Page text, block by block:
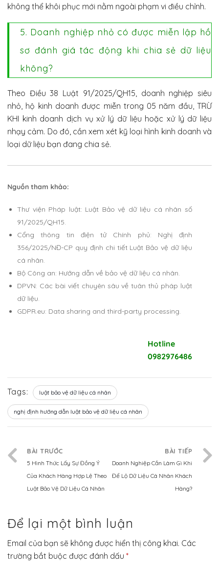
không thể khôi phục mới nằm ngoài phạm vi điều chỉnh.
5. Doanh nghiệp nhỏ có được miễn lập hồ
sơ đánh giá tác động khi chia sẻ dữ liệu
không?
Theo Điều 38 Luật 91/2025/QH15, doanh nghiệp siêu
nhỏ, hộ kinh doanh được miễn trong 05 năm đầu, TRỪ
KHI kinh doanh dịch vụ xử lý dữ liệu hoặc xử lý dữ liệu
nhạy cảm. Do đó, cần xem xét kỹ loại hình kinh doanh và
loại dữ liệu bạn đang chia sẻ.
Nguồn tham khảo:
Thư viện Pháp luật: Luật Bảo vệ dữ liệu cá nhân số
91/2025/QH15.
Cổng thông tin điện tử Chính phủ: Nghị định
356/2025/NĐ-CP quy định chi tiết Luật Bảo vệ dữ liệu
cá nhân.
Bộ Công an: Hướng dẫn về bảo vệ dữ liệu cá nhân.
DPVN: Các bài viết chuyên sâu về tuân thủ pháp luật
dữ liệu.
GDPR.eu: Data sharing and third-party processing.
Hotline
0982976486
Tags: luật bảo vệ dữ liệu cá nhân
nghị định hướng dẫn luật bảo vệ dữ liệu cá nhân
BÀI TRƯỚC
5 Hình Thức Lấy Sự Đồng Ý
Của Khách Hàng Hợp Lệ Theo
Luật Bảo Vệ Dữ Liệu Cá Nhân
BÀI TIẾP
Doanh Nghiệp Cần Làm Gì Khi
Để Lộ Dữ Liệu Cá Nhân Khách
Hàng?
Để lại một bình luận
Email của bạn sẽ không được hiển thị công khai. Các
trường bắt buộc được đánh dấu *